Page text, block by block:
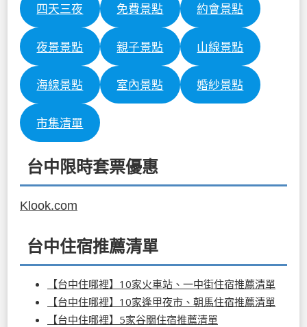
四天三夜 免費景點 約會景點
夜景景點 親子景點 山線景點
海線景點 室內景點 婚紗景點
市集清單
台中限時套票優惠
Klook.com
台中住宿推薦清單
【台中住哪裡】10家火車站、一中街住宿推薦清單
【台中住哪裡】10家逢甲夜市、朝馬住宿推薦清單
【台中住哪裡】5家谷關住宿推薦清單